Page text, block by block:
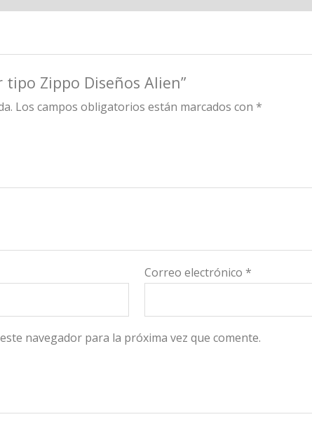
Zippo Diseños Alien”
Los campos obligatorios están marcados con *
Correo electrónico *
navegador para la próxima vez que comente.